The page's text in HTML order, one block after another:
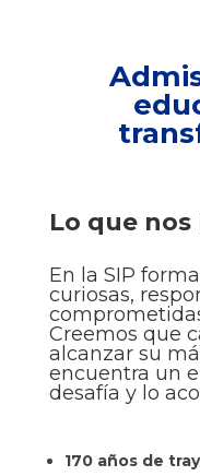
Lo que
En la SIP
curiosas,
Creemos que
alcanzar su
encuentra un
desafía y lo
170 años de